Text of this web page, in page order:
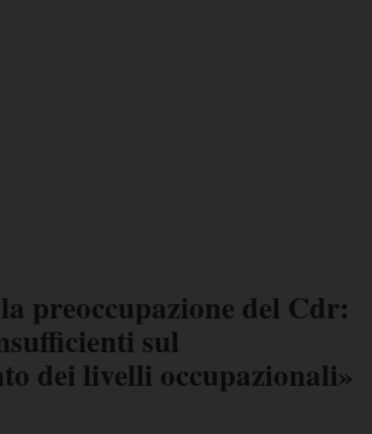
preoccupazione del Cdr:
sul
dei livelli occupazionali»